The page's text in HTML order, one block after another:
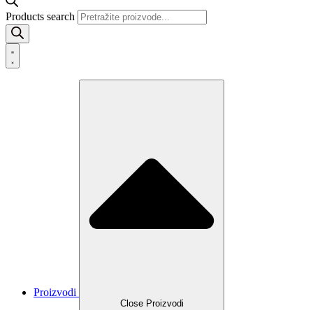
Products search
Proizvodi
Close Proizvodi